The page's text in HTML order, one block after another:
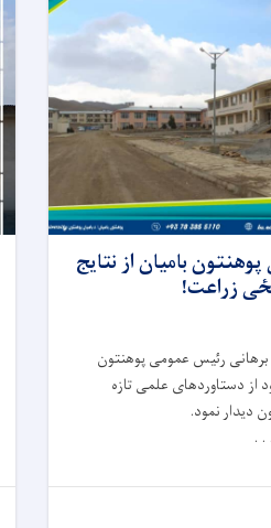
بامیان از نتایج
زراعت!
رئیس عمومی پوهنتون
از دستاوردهای علمی تازه
دیدار نمود.
. .